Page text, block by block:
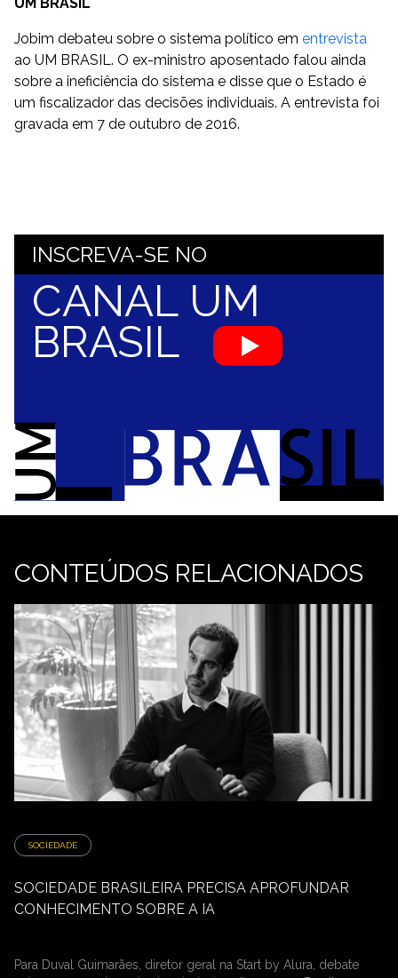
Jobim debateu sobre o sistema político em entrevista
ao UM BRASIL. O ex-ministro aposentado falou ainda
sobre a ineficiência do sistema e disse que o Estado é
um fiscalizador das decisões individuais. A entrevista foi
gravada em 7 de outubro de 2016.
INSCREVA-SE NO
CANAL UM
BRASIL
CONTEÚDOS RELACIONADOS
SOCIEDADE
SOCIEDADE BRASILEIRA PRECISA APROFUNDAR
CONHECIMENTO SOBRE A IA
Para Duval Guimarães, diretor geral na Start by Alura, debate